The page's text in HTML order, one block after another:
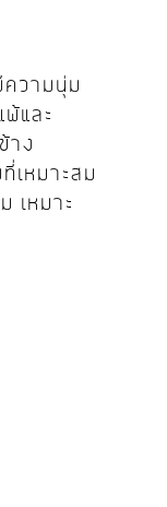
วามนุ่ม
และ
าง
เหมาะสม
เหมาะ